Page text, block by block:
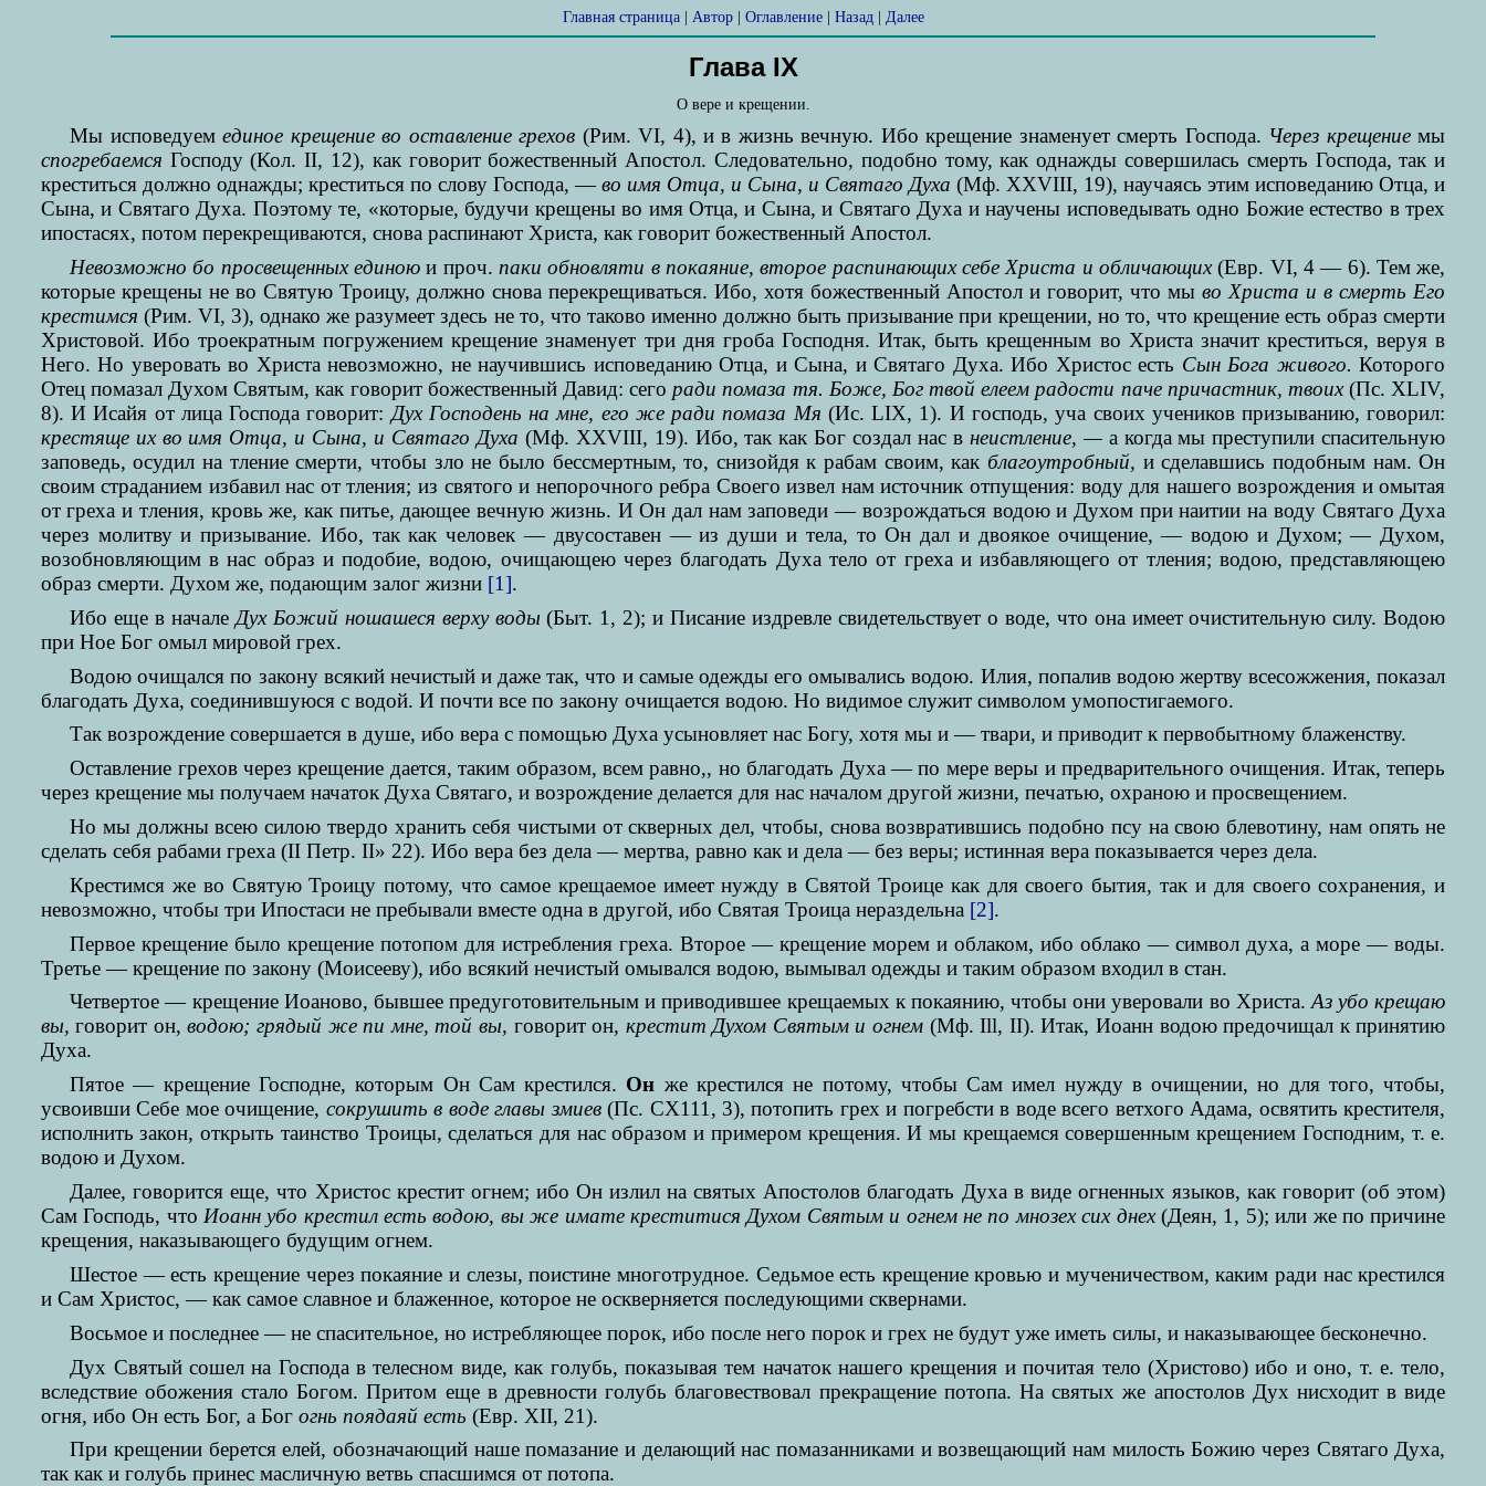
Главная страница| Автор| Оглавление| Назад| Далее
Глава IX
О вере и крещении.
Мы исповедуемединое крещение во оставление грехов (Рим. VI, 4), и в жизнь вечную. Ибо крещение знаменует смерть Господа. Через крещениемы
спогребаемся Господу (Кол. II, 12), как говорит божественный Апостол. Следовательно, подобно тому, как однажды совершилась смерть Господа, так и
креститься должно однажды; креститься по слову Господа, —во имя Отца, и Сына, и Святаго Духа (Мф. XXVIII, 19), научаясь этим исповеданию Отца, и
Сына, и Святаго Духа. Поэтому те, «которые, будучи крещены во имя Отца, и Сына, и Святаго Духа и научены исповедывать одно Божие естество в трех
ипостасях, потом перекрещиваются, снова распинают Христа, как говорит божественный Апостол.
Невозможно бо просвещенных единою и проч. паки обновляти в покаяние, второе распинающих себе Христа и обличающих(Евр. VI, 4 — 6). Тем же,
которые крещены не во Святую Троицу, должно снова перекрещиваться. Ибо, хотя божественный Апостол и говорит, что мыво Христа и в смерть Его
крестимся (Рим. VI, 3), однако же разумеет здесь не то, что таково именно должно быть призывание при крещении, но то, что крещение есть образ смерти
Христовой. Ибо троекратным погружением крещение знаменует три дня гроба Господня. Итак, быть крещенным во Христа значит креститься, веруя в
Него. Но уверовать во Христа невозможно, не научившись исповеданию Отца, и Сына, и Святаго Духа. Ибо Христос есть Сын Бога живого. Которого
Отец помазал Духом Святым, как говорит божественный Давид: сего ради помаза тя. Боже, Бог твой елеем радости паче причастник, твоих(Пс. XLIV,
8). И Исайя от лица Господа говорит: Дух Господень на мне, его же ради помаза Мя (Ис. LIX, 1). И господь, уча своих учеников призыванию, говорил:
крестяще их во имя Отца, и Сына, и Святаго Духа (Мф. XXVIII, 19). Ибо, так как Бог создал нас в неистление, — а когда мы преступили спасительную
заповедь, осудил на тление смерти, чтобы зло не было бессмертным, то, снизойдя к рабам своим, какблагоутробный, и сделавшись подобным нам. Он
своим страданием избавил нас от тления; из святого и непорочного ребра Своего извел нам источник отпущения: воду для нашего возрождения и омытая
от греха и тления, кровь же, как питье, дающее вечную жизнь. И Он дал нам заповеди — возрождаться водою и Духом при наитии на воду Святаго Духа
через молитву и призывание. Ибо, так как человек — двусоставен — из души и тела, то Он дал и двоякое очищение, — водою и Духом; — Духом,
возобновляющим в нас образ и подобие, водою, очищающею через благодать Духа тело от греха и избавляющего от тления; водою, представляющею
образ смерти. Духом же, подающим залог жизни [1].
Ибо еще в начале Дух Божий ношашеся верху воды (Быт. 1, 2); и Писание издревле свидетельствует о воде, что она имеет очистительную силу. Водою
при Ное Бог омыл мировой грех.
Водою очищался по закону всякий нечистый и даже так, что и самые одежды его омывались водою. Илия, попалив водою жертву всесожжения, показал
благодать Духа, соединившуюся с водой. И почти все по закону очищается водою. Но видимое служит символом умопостигаемого.
Так возрождение совершается в душе, ибо вера с помощью Духа усыновляет нас Богу, хотя мы и — твари, и приводит к первобытному блаженству.
Оставление грехов через крещение дается, таким образом, всем равно,, но благодать Духа — по мере веры и предварительного очищения. Итак, теперь
через крещение мы получаем начаток Духа Святаго, и возрождение делается для нас началом другой жизни, печатью, охраною и просвещением.
Но мы должны всею силою твердо хранить себя чистыми от скверных дел, чтобы, снова возвратившись подобно псу на свою блевотину, нам опять не
сделать себя рабами греха (II Петр. II» 22). Ибо вера без дела — мертва, равно как и дела — без веры; истинная вера показывается через дела.
Крестимся же во Святую Троицу потому, что самое крещаемое имеет нужду в Святой Троице как для своего бытия, так и для своего сохранения, и
невозможно, чтобы три Ипостаси не пребывали вместе одна в другой, ибо Святая Троица нераздельна [2].
Первое крещение было крещение потопом для истребления греха. Второе — крещение морем и облаком, ибо облако — символ духа, а море — воды.
Третье — крещение по закону (Моисееву), ибо всякий нечистый омывался водою, вымывал одежды и таким образом входил в стан.
Четвертое — крещение Иоаново, бывшее предуготовительным и приводившее крещаемых к покаянию, чтобы они уверовали во Христа.Аз убо крещаю
вы, говорит он,водою; грядый же пи мне, той вы, говорит он, крестит Духом Святым и огнем (Мф. Ill, II). Итак, Иоанн водою предочищал к принятию
Духа.
Пятое — крещение Господне, которым Он Сам крестился. Он же крестился не потому, чтобы Сам имел нужду в очищении, но для того, чтобы,
усвоивши Себе мое очищение, сокрушить в воде главы змиев(Пс. СХ111, 3), потопить грех и погребсти в воде всего ветхого Адама, освятить крестителя,
исполнить закон, открыть таинство Троицы, сделаться для нас образом и примером крещения. И мы крещаемся совершенным крещением Господним, т. е.
водою и Духом.
Далее, говорится еще, что Христос крестит огнем; ибо Он излил на святых Апостолов благодать Духа в виде огненных языков, как говорит (об этом)
Сам Господь, что Иоанн убо крестил есть водою, вы же имате креститися Духом Святым и огнем не по мнозех сих днех(Деян, 1, 5); или же по причине
крещения, наказывающего будущим огнем.
Шестое — есть крещение через покаяние и слезы, поистине многотрудное. Седьмое есть крещение кровью и мученичеством, каким ради нас крестился
и Сам Христос, — как самое славное и блаженное, которое не оскверняется последующими сквернами.
Восьмое и последнее — не спасительное, но истребляющее порок, ибо после него порок и грех не будут уже иметь силы, и наказывающее бесконечно.
Дух Святый сошел на Господа в телесном виде, как голубь, показывая тем начаток нашего крещения и почитая тело (Христово) ибо и оно, т. е. тело,
вследствие обожения стало Богом. Притом еще в древности голубь благовествовал прекращение потопа. На святых же апостолов Дух нисходит в виде
огня, ибо Он есть Бог, а Бог огнь поядаяй есть (Евр. XII, 21).
При крещении берется елей, обозначающий наше помазание и делающий нас помазанниками и возвещающий нам милость Божию через Святаго Духа,
так как и голубь принес масличную ветвь спасшимся от потопа.